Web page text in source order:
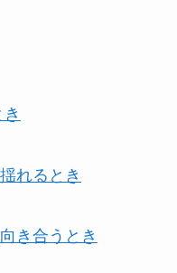
れるとき
き合うとき